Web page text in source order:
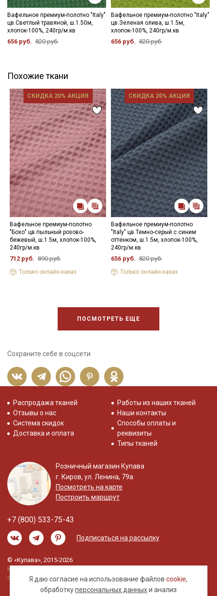
Вафельное премиум-полотно "Italy"
цв.Светлый травяной, ш.1.50м,
хлопок-100%, 240гр/м.кв
656 руб. 820 руб.
Вафельное премиум-полотно "Italy"
цв.Зеленая олива, ш.1.5м,
хлопок-100%, 240гр/м.кв
656 руб. 820 руб.
Похожие ткани
СКИДКА 20% АКЦИЯ
Вафельное премиум-полотно
"Бохо" цв.пыльный розово-
бежевый, ш.1.5м, хлопок-100%,
240гр/м.кв
712 руб. 890 руб.
Только онлайн-заказ
СКИДКА 20% АКЦИЯ
Вафельное премиум-полотно
"Italy" цв.Темно-серый с синим
оттенком, ш.1.5м, хлопок-100%,
240гр/м.кв
656 руб. 820 руб.
Только онлайн-заказ
ПОСМОТРЕТЬ ЕЩЕ
Сохраните себе в соцсети
Я даю согласие на использование файловcookie,
обработкуперсональных данныхи анализ
Распродажа тканей
Отзывы о нас
Система скидок
Доставка и оплата
Работы из наших тканей
Наши контакты
Способы оплаты и
реквизиты
Типы тканей
Розничный магазин Купава
г. Киров, ул. Ленина, 79а
Посмотреть на карте
Построить маршрут
+7 (800) 533-75-43
Подписаться на рассылку
© «Купава», 2015-2026
Информация на сайте не является публичной
офертой.